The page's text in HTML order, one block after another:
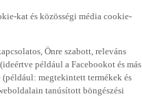
kat és közösségi média cookie-
Önre szabott, releváns
például a Facebookot és más
megtekintett termékek és
tanúsított böngészési